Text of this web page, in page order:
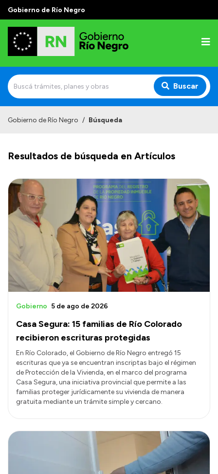
Gobierno de Río Negro
Buscar
Prensa
Autoridades y Organismos
Discursos en la Legislatura
Casa de Gobierno
Acerca de Río Negro
Historia
Invertí en Río Negro
Transparencia
Presupuesto
Boletín Oficial
Compras y licitaciones
Consulta de expedientes
Gobierno de Río Negro / Búsqueda
Resultados de búsqueda en Artículos
Casa Segura: 15 familias de Río Colorado
recibieron escrituras protegidas
Gobierno 5 de ago de 2026
En Río Colorado, el Gobierno de Río Negro entregó 15
escrituras que ya se encuentran inscriptas bajo el régimen
de Protección de la Vivienda, en el marco del programa
Casa Segura, una iniciativa provincial que permite a las
familias proteger jurídicamente su vivienda de manera
gratuita mediante un trámite simple y cercano.